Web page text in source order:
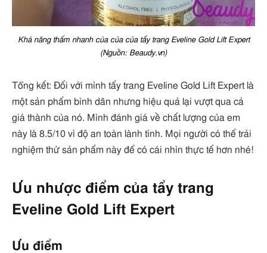
Khả năng thấm nhanh của của của tẩy trang Eveline Gold Lift Expert
(Nguồn: Beaudy.vn)
Tổng kết: Đối với mình tẩy trang Eveline Gold Lift Expert là
một sản phẩm bình dân nhưng hiệu quả lại vượt qua cả
giá thành của nó. Mình đánh giá về chất lượng của em
này là 8.5/10 vì độ an toàn lành tính. Mọi người có thể trải
nghiệm thử sản phẩm này để có cái nhìn thực tế hơn nhé!
Ưu nhược điểm của tẩy trang
Eveline Gold Lift Expert
Ưu điểm